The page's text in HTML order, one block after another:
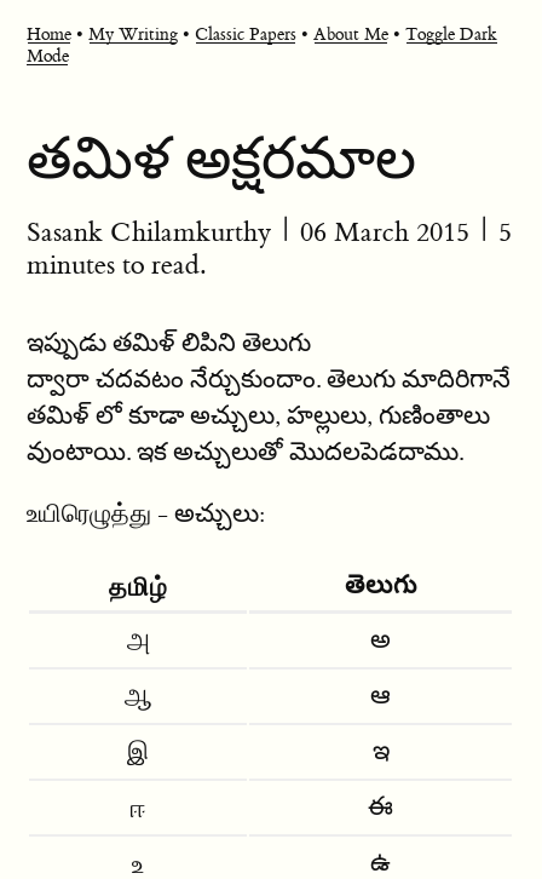
Home •My Writing •Classic Papers •About Me •Toggle Dark
Mode
తమిళ అక్షరమాల
Sasank Chilamkurthy |06 March 2015 | 5
minutes to read.
ఇప్పుడు తమిళ్ లిపిని తెలుగు
ద్వారా చదవటం నేర్చుకుందాం. తెలుగు మాదిరిగానే
తమిళ్ లో కూడా అచ్చులు, హల్లులు, గుణింతాలు
వుంటాయి. ఇక అచ్చులుతో మొదలపెడదాము.
உயிரெழுத்து - అచ్చులు:
தமிழ் తెలుగు
அ
అ
ஆ
ఆ
இ
ఇ
ஈ
ఈ
உ
ఉ